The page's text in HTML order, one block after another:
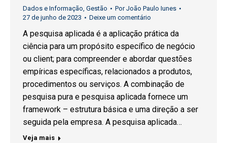
Dados e Informação Gestão PorJoão Paulo Iunes
27 de junho de 2023
Deixe um comentário
A pesquisa aplicada é a aplicação prática da
ciência para um propósito específico de negócio
ou client; para compreender e abordar questões
empíricas específicas, relacionados a produtos,
procedimentos ou serviços. A combinação de
pesquisa pura e pesquisa aplicada fornece um
framework – estrutura básica e uma direção a ser
seguida pela empresa. A pesquisa aplicada…
Veja mais